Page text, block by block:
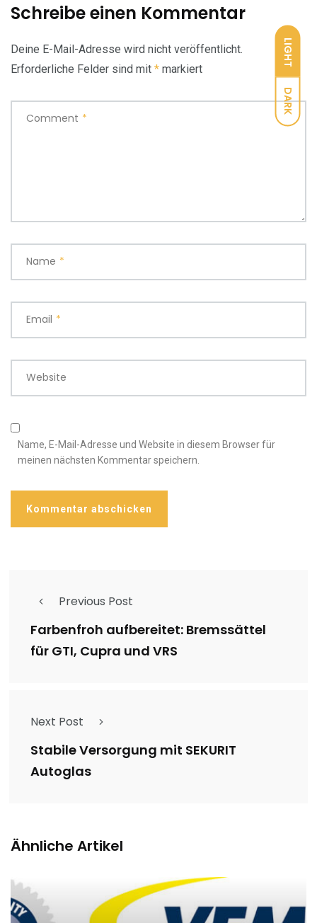
LIGHT
DARK
Schreibe einen Kommentar
Deine E-Mail-Adresse wird nicht veröffentlicht.
Erforderliche Felder sind mit * markiert
Comment *
Name *
Email *
Website
Name, E-Mail-Adresse und Website in diesem Browser für
meinen nächsten Kommentar speichern.
Previous Post
Farbenfroh aufbereitet: Bremssättel
für GTI, Cupra und VRS
Next Post
Stabile Versorgung mit SEKURIT
Autoglas
Ähnliche Artikel